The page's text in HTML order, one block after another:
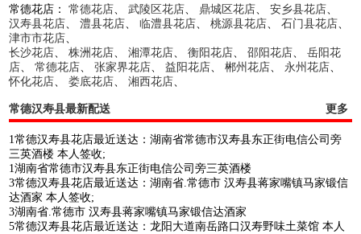
常德花店：常德花店、武陵区花店、 鼎城区花店、安乡县花店、
汉寿县花店、澧县花店、临澧县花店、桃源县花店、石门县花店、
津市市花店、
长沙花店、株洲花店、湘潭花店、衡阳花店、邵阳花店、岳阳花
店、常德花店、张家界花店、益阳花店、郴州花店、 永州花店、
怀化花店、娄底花店、湘西花店、
常德汉寿县最新配送 更多
1常德汉寿县花店最近送达：湖南省常德市汉寿县东正街电信公司旁
三英酒楼 本人签收;
1湖南省常德市汉寿县东正街电信公司旁三英酒楼
3常德汉寿县花店最近送达：湖南省.常德市 汉寿县蒋家嘴镇马家锻信
达酒家 本人签收;
3湖南省.常德市 汉寿县蒋家嘴镇马家锻信达酒家
5常德汉寿县花店最近送达：龙阳大道南岳路口汉寿野味土菜馆 本人